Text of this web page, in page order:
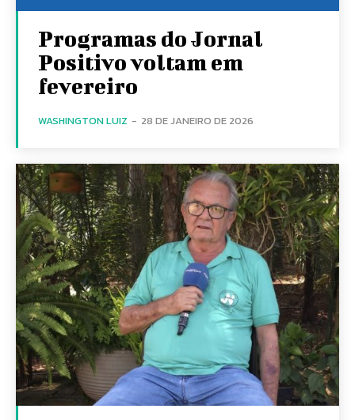
Programas do Jornal
Positivo voltam em
fevereiro
WASHINGTON LUIZ - 28 DE JANEIRO DE 2026